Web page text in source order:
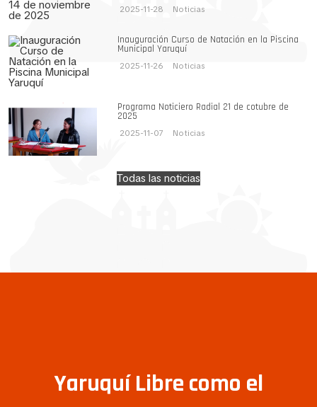
2025-11-28 Noticias
Inauguración Curso de Natación en la Piscina
Municipal Yaruquí
2025-11-26 Noticias
Programa Noticiero Radial 21 de cotubre de
2025
2025-11-07 Noticias
Todas las noticias
Yaruquí Libre como el